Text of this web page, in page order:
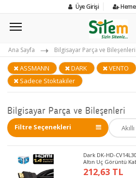
Üye Girişi
Ana Sayfa Bilgisayar Parça ve Bileşenleri
ASSMANN DARK
VENTO
Sadece Stoktakiler
Bilgisayar Parça ve Bileşenleri
Filtre Seçenekleri
Dark DK-HD-
Altın Uç Görüntü
212,63 TL